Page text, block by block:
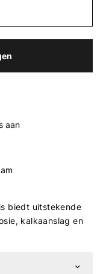
aan
biedt uitstekende
kalkaanslag en